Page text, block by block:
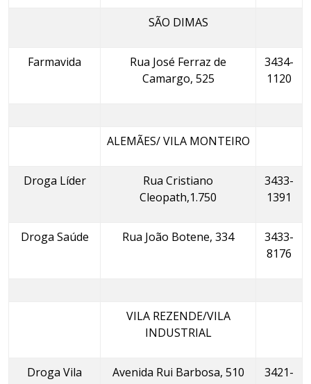
SÃO DIMAS
Farmavida
Rua José Ferraz de
Camargo, 525
3434-
1120
ALEMÃES/ VILA MONTEIRO
Droga Líder
Rua Cristiano
Cleopath,1.750
3433-
1391
Droga Saúde Rua João Botene, 334
3433-
8176
VILA REZENDE/VILA
INDUSTRIAL
Droga Vila Avenida Rui Barbosa, 510
3421-